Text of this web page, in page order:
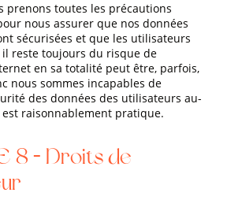
prenons toutes les précautions
nous assurer que nos données
sécurisées et que les utilisateurs
il reste toujours du risque de
en sa totalité peut être, parfois,
nous sommes incapables de
des données des utilisateurs au-
raisonnablement pratique.
8 – Droits de